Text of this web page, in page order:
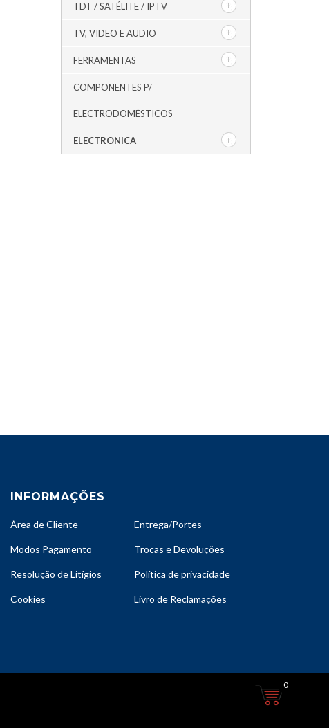
TDT / SATÉLITE / IPTV
TV, VIDEO E AUDIO
FERRAMENTAS
COMPONENTES P/
ELECTRODOMÉSTICOS
ELECTRONICA
INFORMAÇÕES
Área de Cliente Entrega/Portes
Modos Pagamento Trocas e Devoluções
Resolução de Litígios Política de privacidade
Cookies Livro de Reclamações
0